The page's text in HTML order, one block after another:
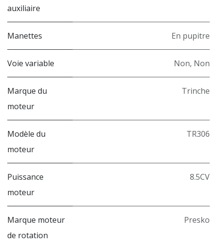
auxiliaire
Manettes En pupitre
Voie variable Non, Non
Marque du
moteur
Trinche
Modèle du
moteur
TR306
Puissance
moteur
8.5CV
Marque moteur
de rotation
Presko